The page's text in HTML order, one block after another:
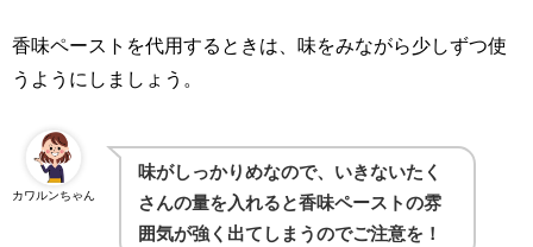
香味ペーストを代用するときは、味をみながら少しずつ使
うようにしましょう。
カワルンちゃん
味がしっかりめなので、いきないたく
さんの量を入れると香味ペーストの雰
囲気が強く出てしまうのでご注意を！